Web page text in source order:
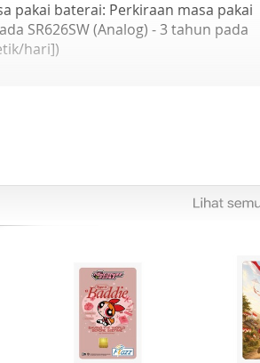
pakai baterai: Perkiraan masa pakai
SR626SW (Analog) - 3 tahun pada
hari])
Cahaya redup
menit, detik)
Kartu Garansi, Manual